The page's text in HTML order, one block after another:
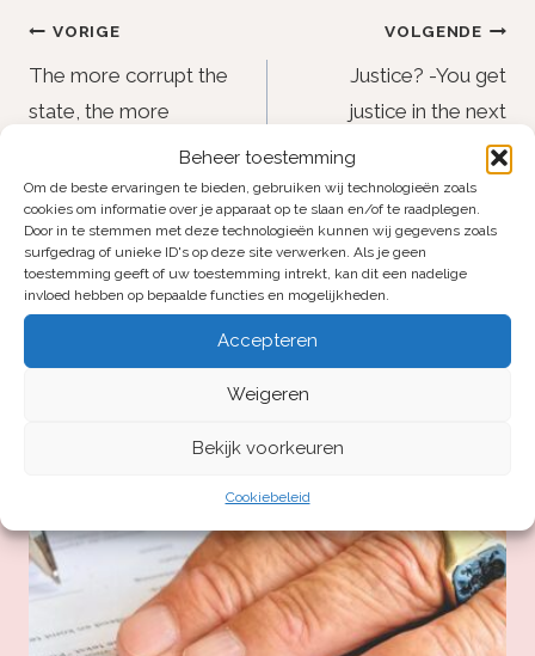
Beheer toestemming
Om de beste ervaringen te bieden, gebruiken wij technologieën zoals
cookies om informatie over je apparaat op te slaan en/of te raadplegen.
Door in te stemmen met deze technologieën kunnen wij gegevens zoals
surfgedrag of unieke ID's op deze site verwerken. Als je geen
toestemming geeft of uw toestemming intrekt, kan dit een nadelige
invloed hebben op bepaalde functies en mogelijkheden.
Accepteren
Weigeren
Bekijk voorkeuren
Cookiebeleid
Bericht
navigatie
VORIGE
The more corrupt the
state, the more
numerous the laws.
VOLGENDE
Justice? -You get
justice in the next
world, in this world you
have the law.
Vergelijkbare
berichten